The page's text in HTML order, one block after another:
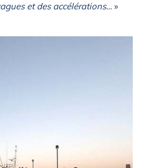
et des accélérations… »